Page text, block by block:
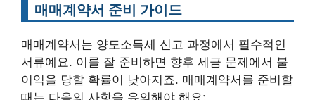
매매계약서 준비 가이드
매매계약서는 양도소득세 신고 과정에서 필수적인
서류예요. 이를 잘 준비하면 향후 세금 문제에서 불
이익을 당할 확률이 낮아지죠. 매매계약서를 준비할
때는 다음의 사항을 유의해야 해요: